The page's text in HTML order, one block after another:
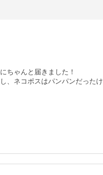
ちゃんと届きました！
、ネコポスはパンパンだったけ